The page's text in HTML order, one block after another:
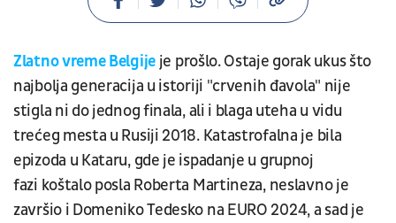
Zlatno vreme Belgije je prošlo. Ostaje gorak ukus što
najbolja generacija u istoriji "crvenih đavola" nije
stigla ni do jednog finala, ali i blaga uteha u vidu
trećeg mesta u Rusiji 2018. Katastrofalna je bila
epizoda u Kataru, gde je ispadanje u grupnoj
fazi koštalo posla Roberta Martineza, neslavno je
završio i Domeniko Tedesko na EURO 2024, a sad je